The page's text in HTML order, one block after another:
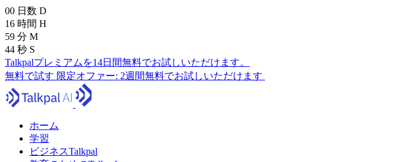
00 日数 D
16 時間 H
59 分 M
43 秒 S
Talkpalプレミアムを14日間無料でお試しいただけます。
無料で試す 限定オファー: 2週間無料でお試しいただけます
ホーム
学習
ビジネスTalkpal